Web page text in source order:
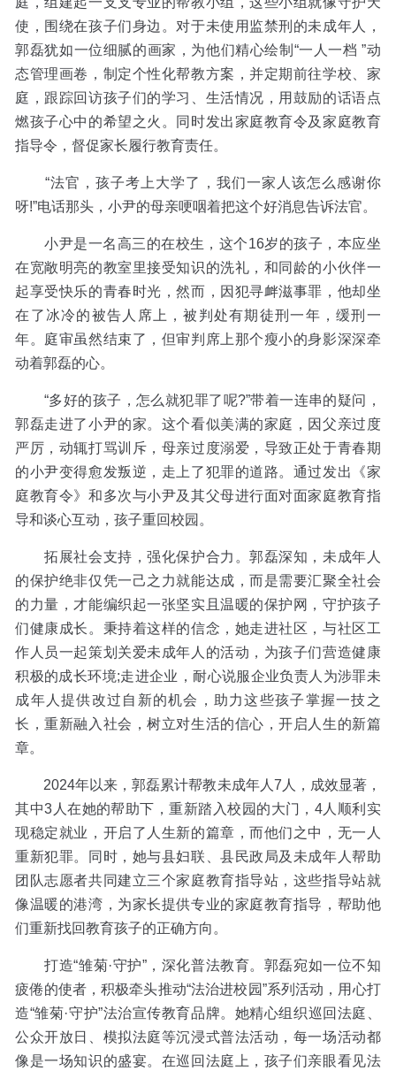
使，围绕在孩子们身边。对于未使用监禁刑的未成年人，
郭磊犹如一位细腻的画家，为他们精心绘制“一人一档 ”动
态管理画卷，制定个性化帮教方案，并定期前往学校、家
庭，跟踪回访孩子们的学习、生活情况，用鼓励的话语点
燃孩子心中的希望之火。同时发出家庭教育令及家庭教育
指导令，督促家长履行教育责任。
“法官，孩子考上大学了，我们一家人该怎么感谢你
呀!”电话那头，小尹的母亲哽咽着把这个好消息告诉法官。
小尹是一名高三的在校生，这个16岁的孩子，本应坐
在宽敞明亮的教室里接受知识的洗礼，和同龄的小伙伴一
起享受快乐的青春时光，然而，因犯寻衅滋事罪，他却坐
在了冰冷的被告人席上，被判处有期徒刑一年，缓刑一
年。庭审虽然结束了，但审判席上那个瘦小的身影深深牵
动着郭磊的心。
“多好的孩子，怎么就犯罪了呢?”带着一连串的疑问，
郭磊走进了小尹的家。这个看似美满的家庭，因父亲过度
严厉，动辄打骂训斥，母亲过度溺爱，导致正处于青春期
的小尹变得愈发叛逆，走上了犯罪的道路。通过发出《家
庭教育令》和多次与小尹及其父母进行面对面家庭教育指
导和谈心互动，孩子重回校园。
拓展社会支持，强化保护合力。郭磊深知，未成年人
的保护绝非仅凭一己之力就能达成，而是需要汇聚全社会
的力量，才能编织起一张坚实且温暖的保护网，守护孩子
们健康成长。秉持着这样的信念，她走进社区，与社区工
作人员一起策划关爱未成年人的活动，为孩子们营造健康
积极的成长环境;走进企业，耐心说服企业负责人为涉罪未
成年人提供改过自新的机会，助力这些孩子掌握一技之
长，重新融入社会，树立对生活的信心，开启人生的新篇
章。
2024年以来，郭磊累计帮教未成年人7人，成效显著，
其中3人在她的帮助下，重新踏入校园的大门，4人顺利实
现稳定就业，开启了人生新的篇章，而他们之中，无一人
重新犯罪。同时，她与县妇联、县民政局及未成年人帮助
团队志愿者共同建立三个家庭教育指导站，这些指导站就
像温暖的港湾，为家长提供专业的家庭教育指导，帮助他
们重新找回教育孩子的正确方向。
打造“雏菊·守护”，深化普法教育。郭磊宛如一位不知
疲倦的使者，积极牵头推动“法治进校园”系列活动，用心打
造“雏菊·守护”法治宣传教育品牌。她精心组织巡回法庭、
公众开放日、模拟法庭等沉浸式普法活动，每一场活动都
像是一场知识的盛宴。在巡回法庭上，孩子们亲眼看见法